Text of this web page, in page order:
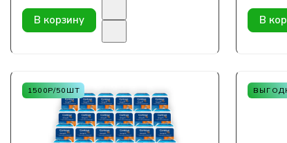
В корзину В
1500Р/50ШТ